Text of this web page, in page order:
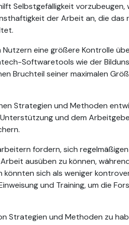
Selbstgefälligkeit vorzubeugen,
der Arbeit an, die das
eine größere Kontrolle
Softwaretools wie der
Bruchteil seiner maximalen
Strategien und Methoden
und dem
fordern, sich
ausüben zu können,
sich als weniger
und Training, um die
Strategien und Methoden zu